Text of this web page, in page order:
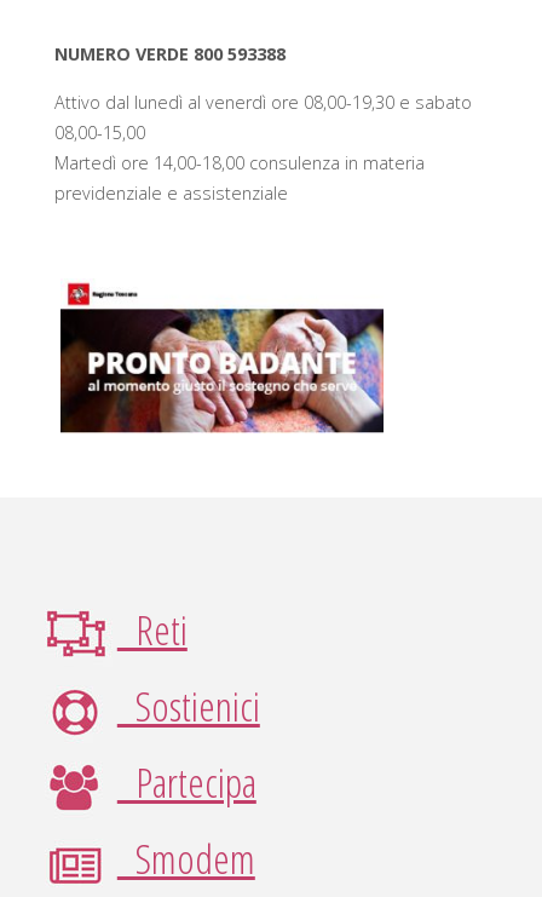
R
GG
IO
NUMERO VERDE 800 593388
Attivo dal lunedì al venerdì ore 08,00-19,30 e sabato
08,00-15,00
Martedì ore 14,00-18,00 consulenza in materia
previdenziale e assistenziale
Reti
Sostienici
Partecipa
Smodem